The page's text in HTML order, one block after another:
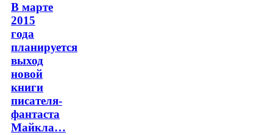
В марте
2015
года
планируется
выход
новой
книги
писателя-
фантаста
Майкла…